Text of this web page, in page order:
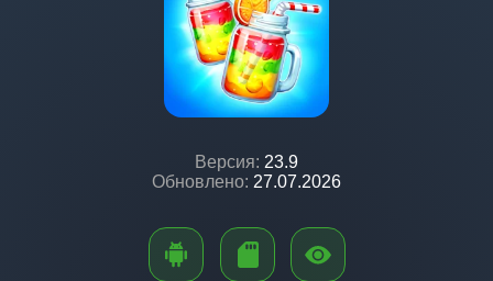
Версия: 23.9
Обновлено: 27.07.2026